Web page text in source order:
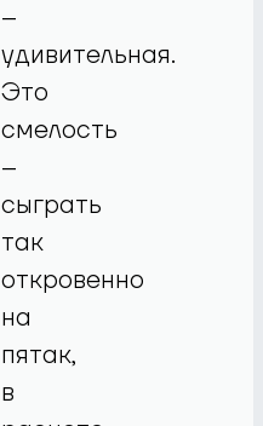
–
удивительная.
Это
смелость
–
сыграть
так
откровенно
на
пятак,
в